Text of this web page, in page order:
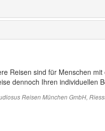
Reisen sind für Menschen
dennoch Ihren individuellen
Reisen München GmbH,